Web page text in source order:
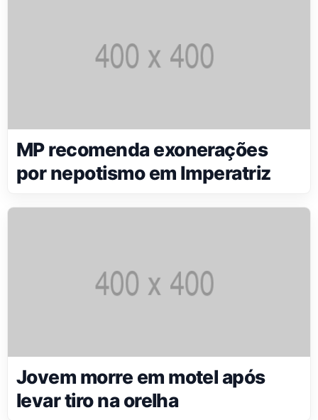
MP recomenda exonerações
por nepotismo em Imperatriz
Jovem morre em motel após
levar tiro na orelha